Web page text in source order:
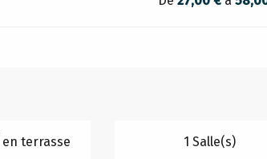
en terrasse 1 Salle(s)